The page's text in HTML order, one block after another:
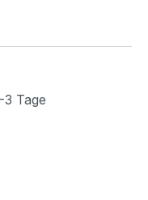
Tage